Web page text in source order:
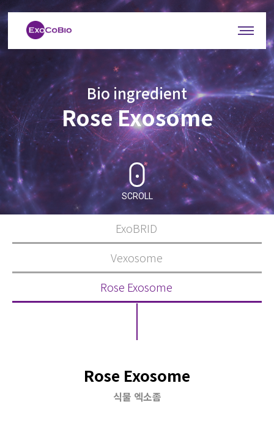
Bio ingredient
Rose Exosome
SCROLL
ExoBRID
Vexosome
Rose Exosome
Rose Exosome
식물 엑소좀